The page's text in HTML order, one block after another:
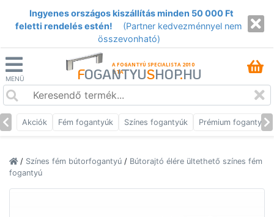
Ingyenes országos kiszállítás minden 50 000 Ft
feletti rendelés estén!
(Partner kedvezménnyel nem
összevonható)
MENÜ
A FOGANTYÚ SPECIALISTA 2010
ÓTA
FOGANTYUSHOP.HU
Akciók Fém fogantyúk Színes fogantyúk Prémium fogantyúk
/ Színes fém bútorfogantyú / Bútorajtó élére ültethető színes fém
fogantyú